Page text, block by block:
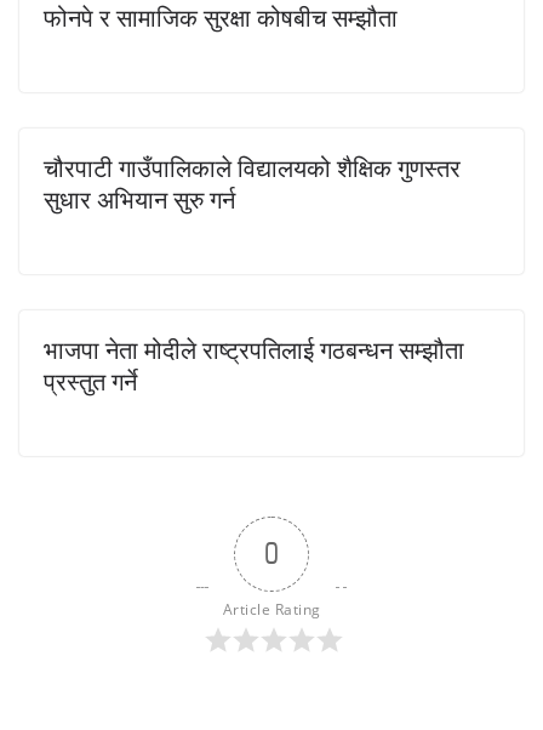
फोनपे र सामाजिक सुरक्षा कोषबीच सम्झौता
चौरपाटी गाउँपालिकाले विद्यालयको शैक्षिक गुणस्तर
सुधार अभियान सुरु गर्न
भाजपा नेता मोदीले राष्ट्रपतिलाई गठबन्धन सम्झौता
प्रस्तुत गर्ने
0
Article Rating